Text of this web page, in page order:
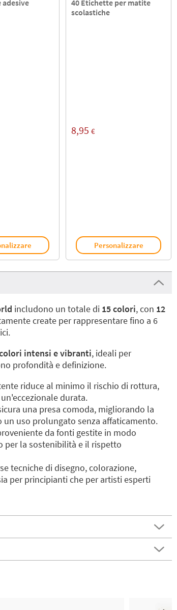
adesive
40 Etichette per matite
scolastiche
8,95 €
Personalizzare
includono un totale di 15 colori, con 12
create per rappresentare fino a 6
intensi e vibranti, ideali per
profondità e definizione.
riduce al minimo il rischio di rottura,
durata.
una presa comoda, migliorando la
uso prolungato senza affaticamento.
da fonti gestite in modo
per la sostenibilità e il rispetto
tecniche di disegno, colorazione,
per principianti che per artisti esperti